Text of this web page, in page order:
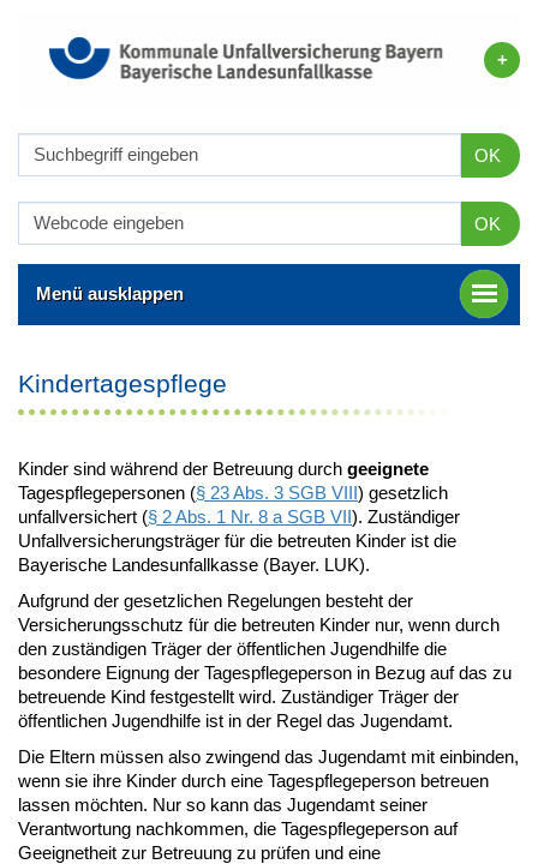
OK
OK
Menü ausklappen
Kindertagespflege
Kinder sind während der Betreuung durch geeignete
Tagespflegepersonen (§ 23 Abs. 3 SGB VIII) gesetzlich
unfallversichert (§ 2 Abs. 1 Nr. 8 a SGB VII). Zuständiger
Unfallversicherungsträger für die betreuten Kinder ist die
Bayerische Landesunfallkasse (Bayer. LUK).
Aufgrund der gesetzlichen Regelungen besteht der
Versicherungsschutz für die betreuten Kinder nur, wenn durch
den zuständigen Träger der öffentlichen Jugendhilfe die
besondere Eignung der Tagespflegeperson in Bezug auf das zu
betreuende Kind festgestellt wird. Zuständiger Träger der
öffentlichen Jugendhilfe ist in der Regel das Jugendamt.
Die Eltern müssen also zwingend das Jugendamt mit einbinden,
wenn sie ihre Kinder durch eine Tagespflegeperson betreuen
lassen möchten. Nur so kann das Jugendamt seiner
Verantwortung nachkommen, die Tagespflegeperson auf
Geeignetheit zur Betreuung zu prüfen und eine